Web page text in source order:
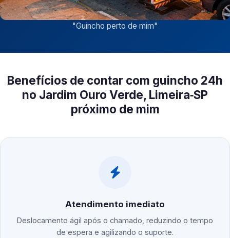
"Guincho perto de mim"
Benefícios de contar com guincho 24h
no Jardim Ouro Verde, Limeira‑SP
próximo de mim
Atendimento imediato
Deslocamento ágil após o chamado, reduzindo o tempo
de espera e agilizando o suporte.